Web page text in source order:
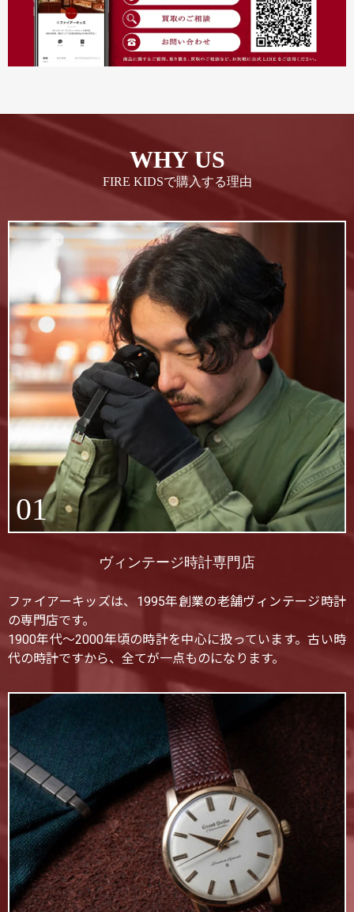
WHY US
FIRE KIDSで購入する理由
01
ヴィンテージ時計専門店
ファイアーキッズは、1995年創業の老舗ヴィンテージ時計
の専門店です。
1900年代〜2000年頃の時計を中心に扱っています。古い時
代の時計ですから、全てが一点ものになります。